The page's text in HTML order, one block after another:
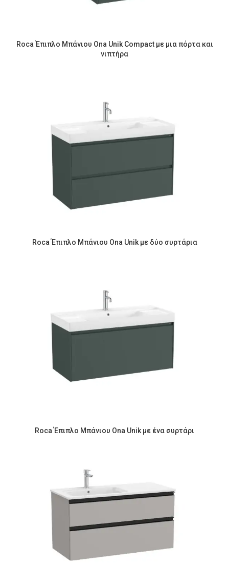
Roca Έπιπλο Μπάνιου Ona Unik Compact με μια πόρτα και
νιπτήρα
Roca Έπιπλο Μπάνιου Ona Unik με δύο συρτάρια
Roca Έπιπλο Μπάνιου Ona Unik με ένα συρτάρι